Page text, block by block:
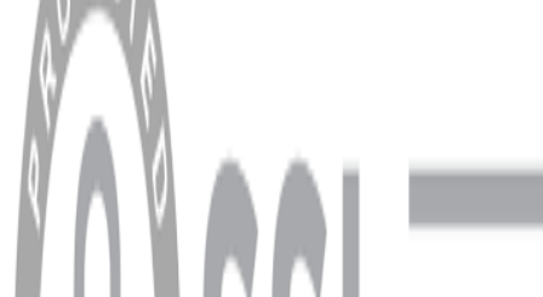
MÜŞTERİ HİZMETLERİ
Hesabım
Sipariş Sorgulama
Banka Hesap Bilgileri
YARDIM VE DESTEK
Ödeme ve Teslimat Şartları
Garanti ve İade Şartları
info@dukkanhifi.com
0850 441 40 44